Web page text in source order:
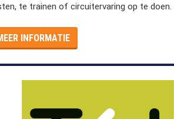
te trainen of circuitervaring op te doen.
INFORMATIE